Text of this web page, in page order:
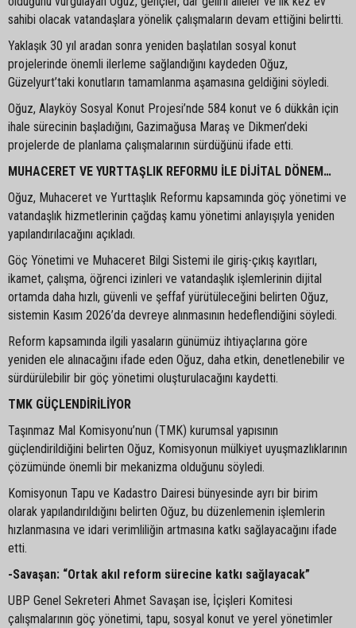
sahibi olacak vatandaşlara yönelik çalışmaların devam ettiğini belirtti.
Yaklaşık 30 yıl aradan sonra yeniden başlatılan sosyal konut
projelerinde önemli ilerleme sağlandığını kaydeden Oğuz,
Güzelyurt’taki konutların tamamlanma aşamasına geldiğini söyledi.
Oğuz, Alayköy Sosyal Konut Projesi’nde 584 konut ve 6 dükkân için
ihale sürecinin başladığını, Gazimağusa Maraş ve Dikmen’deki
projelerde de planlama çalışmalarının sürdüğünü ifade etti.
MUHACERET VE YURTTAŞLIK REFORMU İLE DİJİTAL DÖNEM…
Oğuz, Muhaceret ve Yurttaşlık Reformu kapsamında göç yönetimi ve
vatandaşlık hizmetlerinin çağdaş kamu yönetimi anlayışıyla yeniden
yapılandırılacağını açıkladı.
Göç Yönetimi ve Muhaceret Bilgi Sistemi ile giriş-çıkış kayıtları,
ikamet, çalışma, öğrenci izinleri ve vatandaşlık işlemlerinin dijital
ortamda daha hızlı, güvenli ve şeffaf yürütüleceğini belirten Oğuz,
sistemin Kasım 2026’da devreye alınmasının hedeflendiğini söyledi.
Reform kapsamında ilgili yasaların günümüz ihtiyaçlarına göre
yeniden ele alınacağını ifade eden Oğuz, daha etkin, denetlenebilir ve
sürdürülebilir bir göç yönetimi oluşturulacağını kaydetti.
TMK GÜÇLENDİRİLİYOR
Taşınmaz Mal Komisyonu’nun (TMK) kurumsal yapısının
güçlendirildiğini belirten Oğuz, Komisyonun mülkiyet uyuşmazlıklarının
çözümünde önemli bir mekanizma olduğunu söyledi.
Komisyonun Tapu ve Kadastro Dairesi bünyesinde ayrı bir birim
olarak yapılandırıldığını belirten Oğuz, bu düzenlemenin işlemlerin
hızlanmasına ve idari verimliliğin artmasına katkı sağlayacağını ifade
etti.
-Savaşan: “Ortak akıl reform sürecine katkı sağlayacak”
UBP Genel Sekreteri Ahmet Savaşan ise, İçişleri Komitesi
çalışmalarının göç yönetimi, tapu, sosyal konut ve yerel yönetimler